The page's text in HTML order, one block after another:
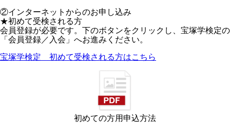
②インターネットからのお申し込み
★初めて受検される方
会員登録が必要です。下のボタンをクリックし、宝塚学検定の
「会員登録／入会」へお進みください。
宝塚学検定 初めて受検される方はこちら
初めての方用申込方法